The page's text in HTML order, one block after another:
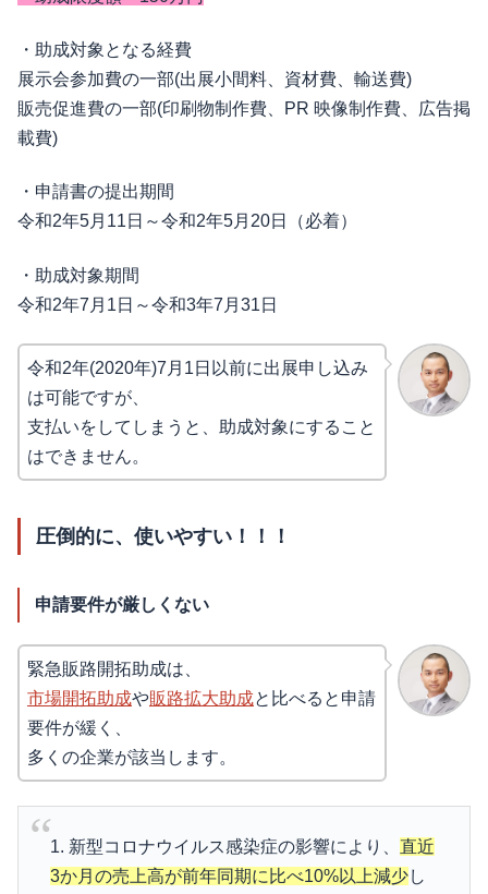
・助成対象となる経費
展示会参加費の一部(出展小間料、資材費、輸送費)
販売促進費の一部(印刷物制作費、PR 映像制作費、広告掲
載費)
・申請書の提出期間
令和2年5月11日～令和2年5月20日（必着）
・助成対象期間
令和2年7月1日～令和3年7月31日
令和2年(2020年)7月1日以前に出展申し込み
は可能ですが、
支払いをしてしまうと、助成対象にすること
はできません。
圧倒的に、使いやすい！！！
申請要件が厳しくない
緊急販路開拓助成は、
市場開拓助成や販路拡大助成と比べると申請
要件が緩く、
多くの企業が該当します。
1. 新型コロナウイルス感染症の影響により、 直近
3か月の売上高が前年同期に比べ10%以上減少し